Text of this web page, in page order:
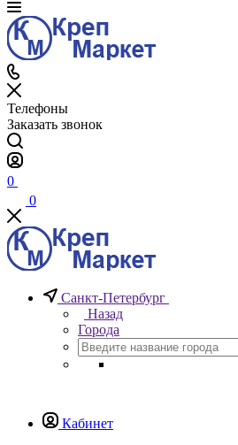
Телефоны
Заказать звонок
0
0
Санкт-Петербург
Назад
Города
Кабинет